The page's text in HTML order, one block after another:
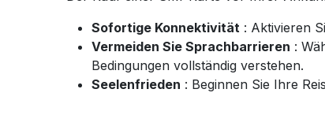
Sofortige Konnektivität : Aktivieren
Vermeiden Sie Sprachbarrieren :
Bedingungen vollständig verstehen.
Seelenfrieden : Beginnen Sie Ihre